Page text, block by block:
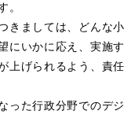
。
きましては、どんな
にいかに応え、実施
上げられるよう、責
った行政分野でのデ